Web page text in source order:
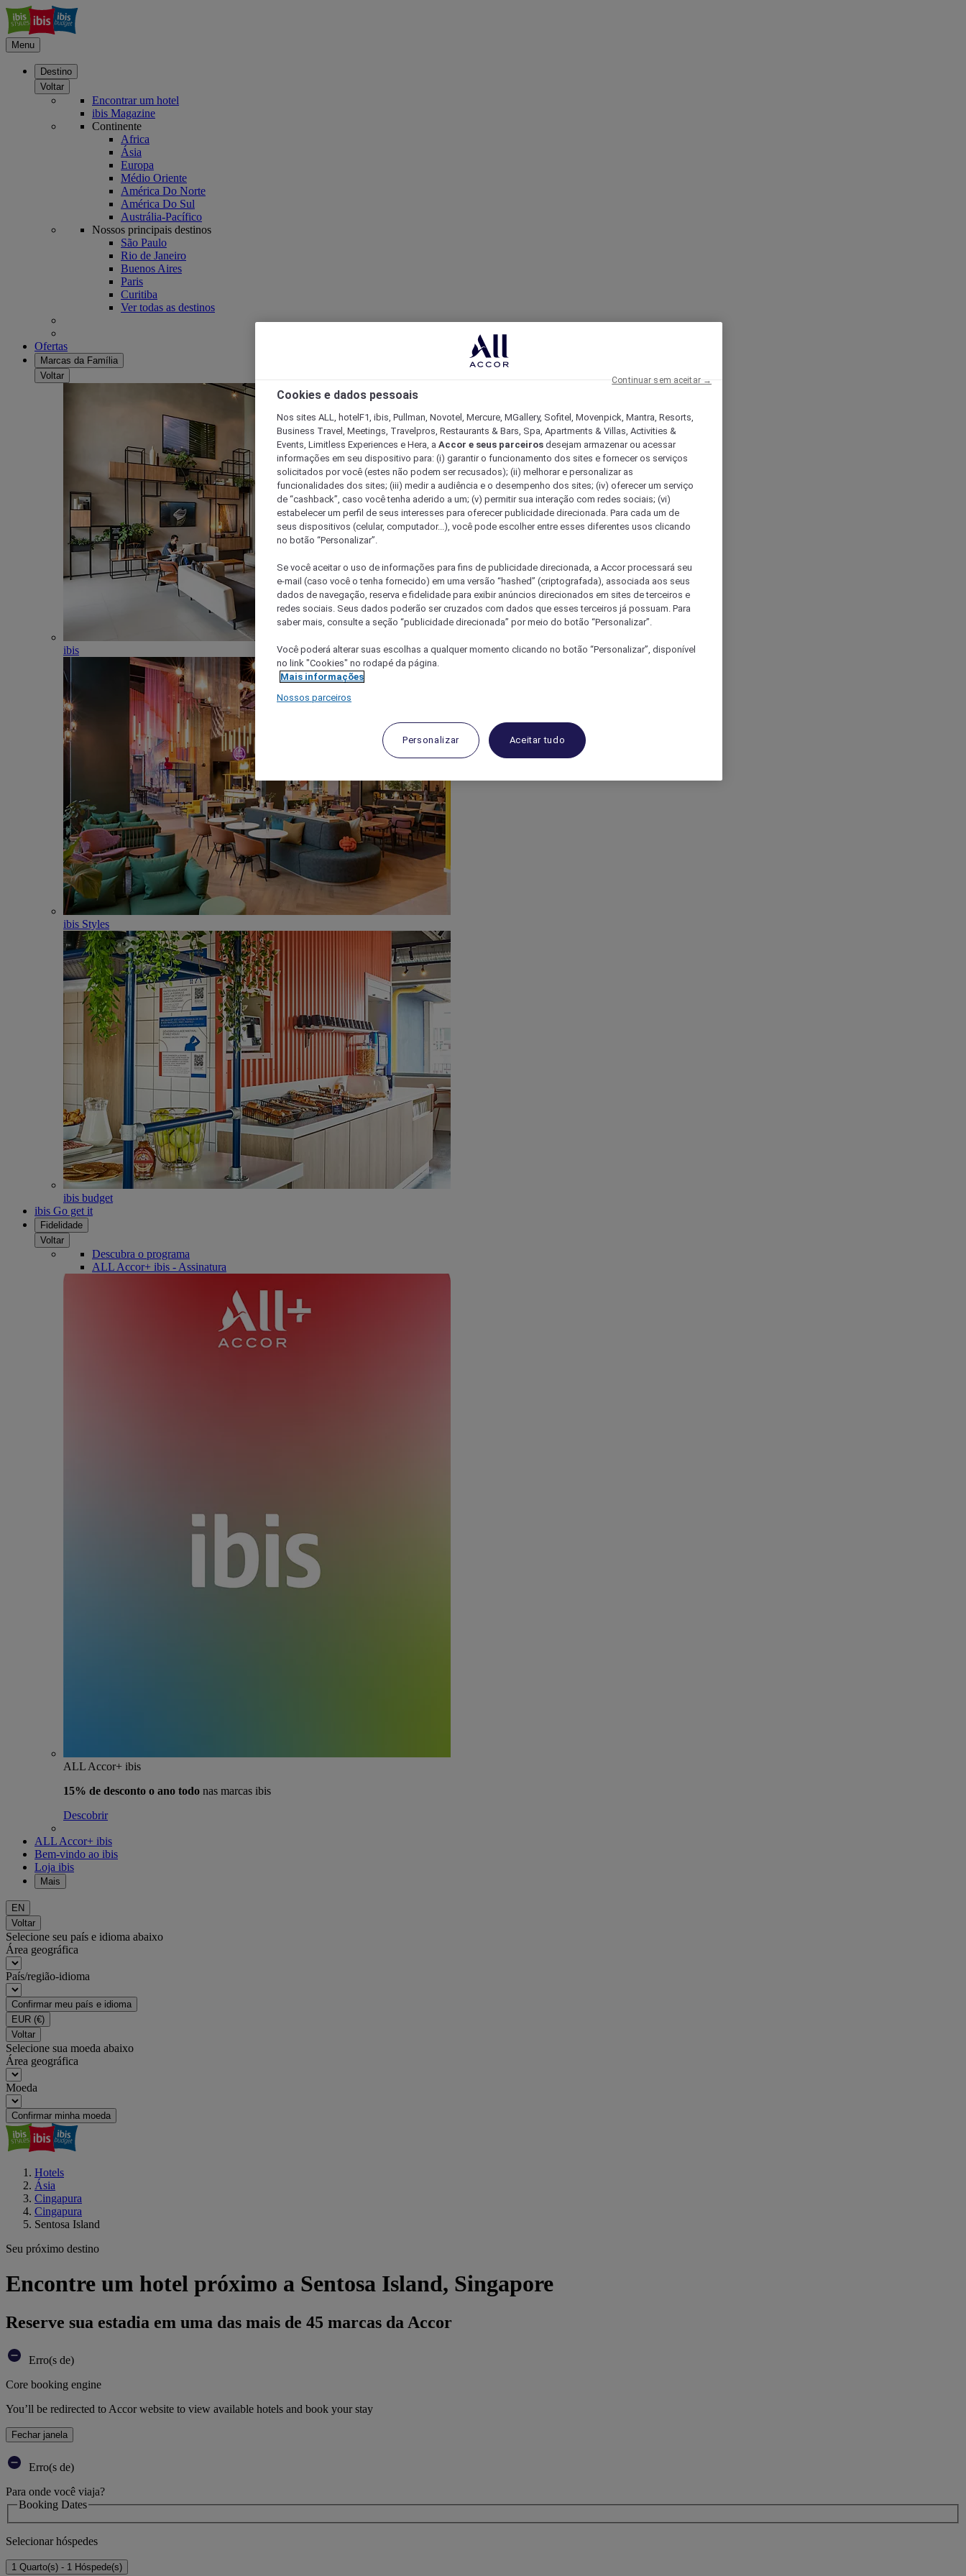
Menu
Destino
Voltar
Encontrar um hotel
ibis Magazine
Continente
Africa
Ásia
Europa
Médio Oriente
América Do Norte
América Do Sul
Austrália-Pacífico
Nossos principais destinos
São Paulo
Rio de Janeiro
Buenos Aires
Paris
Curitiba
Ver todas as destinos
Ofertas
Marcas da Família
Voltar
ibis
ibis Styles
ibis budget
ibis Go get it
Fidelidade
Voltar
Descubra o programa
ALL Accor+ ibis - Assinatura
ALL Accor+ ibis
15% de desconto o ano todo nas marcas ibis
Descobrir
ALL Accor+ ibis
Bem-vindo ao ibis
Loja ibis
Mais
EN
Voltar
Selecione seu país e idioma abaixo
Área geográfica
País/região-idioma
Confirmar meu país e idioma
EUR (€)
Voltar
Selecione sua moeda abaixo
Área geográfica
Moeda
Confirmar minha moeda
Hotels
Ásia
Cingapura
Cingapura
Sentosa Island
Seu próximo destino
Encontre um hotel próximo a Sentosa Island, Singapore
Reserve sua estadia em uma das mais de 45 marcas da Accor
Erro(s de)
Core booking engine
You’ll be redirected to Accor website to view available hotels and book your stay
Fechar janela
Erro(s de)
Para onde você viaja?
Booking Dates
Selecionar hóspedes
1 Quarto(s) - 1 Hóspede(s)
Cookies e dados pessoais
Nos sites ALL, hotelF1, ibis, Pullman, Novotel, Mercure, MGallery, Sofitel, Movenpick, Mantra, Resorts,
Business Travel, Meetings, Travelpros, Restaurants & Bars, Spa, Apartments & Villas, Activities &
Events, Limitless Experiences e Hera, a Accor e seus parceiros desejam armazenar ou acessar
informações em seu dispositivo para: (i) garantir o funcionamento dos sites e fornecer os serviços
solicitados por você (estes não podem ser recusados); (ii) melhorar e personalizar as
funcionalidades dos sites; (iii) medir a audiência e o desempenho dos sites; (iv) oferecer um serviço
de “cashback”, caso você tenha aderido a um; (v) permitir sua interação com redes sociais; (vi)
estabelecer um perfil de seus interesses para oferecer publicidade direcionada. Para cada um de
seus dispositivos (celular, computador...), você pode escolher entre esses diferentes usos clicando
no botão “Personalizar”.
Se você aceitar o uso de informações para fins de publicidade direcionada, a Accor processará seu
e-mail (caso você o tenha fornecido) em uma versão “hashed” (criptografada), associada aos seus
dados de navegação, reserva e fidelidade para exibir anúncios direcionados em sites de terceiros e
redes sociais. Seus dados poderão ser cruzados com dados que esses terceiros já possuam. Para
saber mais, consulte a seção “publicidade direcionada” por meio do botão “Personalizar”.
Você poderá alterar suas escolhas a qualquer momento clicando no botão “Personalizar”, disponível
no link "Cookies" no rodapé da página.
Mais informações
Nossos parceiros
Personalizar Aceitar tudo
Continuar sem aceitar →